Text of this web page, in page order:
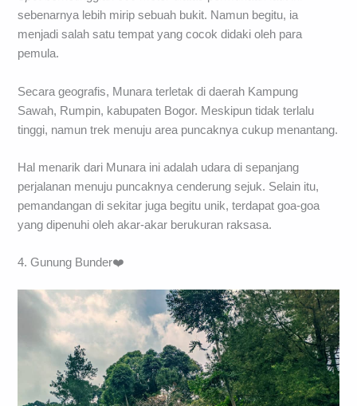
sebenarnya lebih mirip sebuah bukit. Namun begitu, ia
menjadi salah satu tempat yang cocok didaki oleh para
pemula.
Secara geografis, Munara terletak di daerah Kampung
Sawah, Rumpin, kabupaten Bogor. Meskipun tidak terlalu
tinggi, namun trek menuju area puncaknya cukup menantang.
Hal menarik dari Munara ini adalah udara di sepanjang
perjalanan menuju puncaknya cenderung sejuk. Selain itu,
pemandangan di sekitar juga begitu unik, terdapat goa-goa
yang dipenuhi oleh akar-akar berukuran raksasa.
4. Gunung Bunder❤️